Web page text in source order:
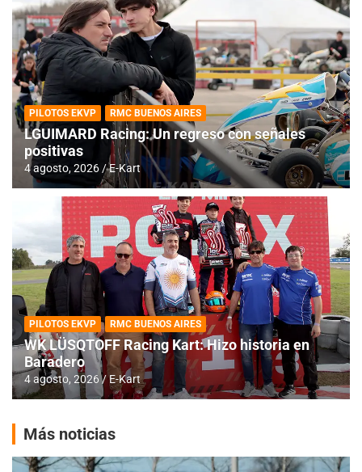
PILOTOS EKVP RMC BUENOS AIRES
LGUIMARD Racing: Un regreso con señales
positivas
4 agosto, 2026 E-Kart
PILOTOS EKVP RMC BUENOS AIRES
WK LÜSQTOFF Racing Kart: Hizo historia en
Baradero
4 agosto, 2026 E-Kart
Más noticias